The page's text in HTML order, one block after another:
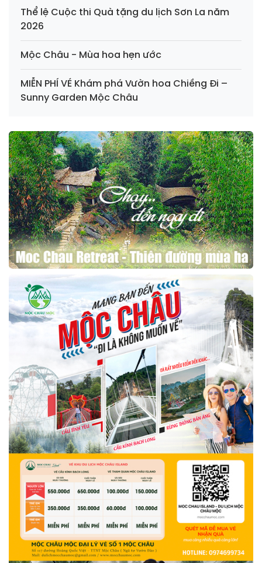
Thể lệ Cuộc thi Quà tặng du lịch Sơn La năm
2026
Mộc Châu - Mùa hoa hẹn ước
MIỄN PHÍ VÉ Khám phá Vườn hoa Chiềng Đi –
Sunny Garden Mộc Châu